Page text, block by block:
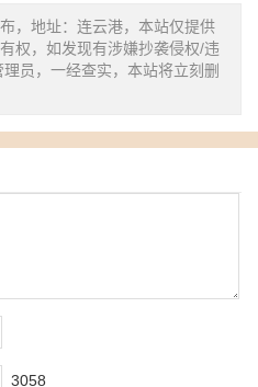
，地址：连云港，本站仅提供
权，如发现有涉嫌抄袭侵权/违
员，一经查实，本站将立刻删
3058